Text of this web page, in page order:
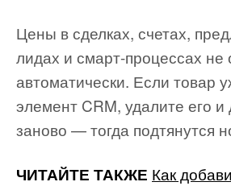
Цены в сделках, счетах,
лидах и смарт-процессах не
автоматически. Если товар
элемент CRM, удалите его и
заново — тогда подтянутся
ЧИТАЙТЕ ТАКЖЕ Как